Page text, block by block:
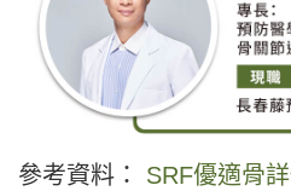
參考資料： SRF優適骨